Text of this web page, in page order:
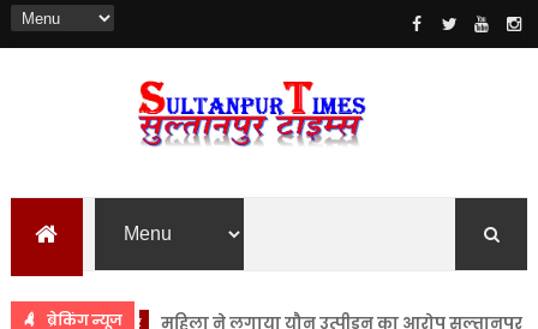
ब्रेकिंग न्यूज
सुलतानपुर महिला ने लगाया यौन उत्पीड़न का आरोप सुल्तानपुर भाजपा